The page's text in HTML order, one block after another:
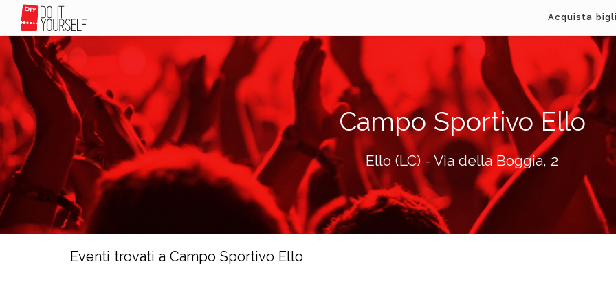
Acquista
Campo Sportivo Ello
Ello (LC) - Via della Boggia, 2
Eventi trovati a Campo Sportivo Ello